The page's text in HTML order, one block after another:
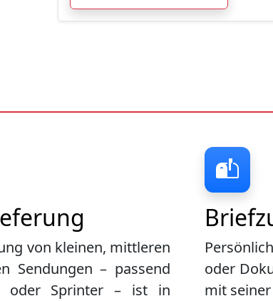
oder
mit
von kleinen, mittleren
Sendungen – passend
oder Sprinter – ist in